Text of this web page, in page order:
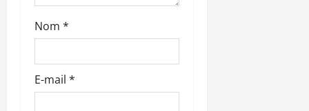
c
l
e
Nom *
E-mail *